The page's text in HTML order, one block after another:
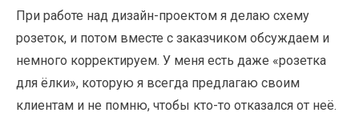
При работе над дизайн-проектом я делаю схему
розеток, и потом вместе с заказчиком обсуждаем и
немного корректируем. У меня есть даже «розетка
для ёлки», которую я всегда предлагаю своим
клиентам и не помню, чтобы кто-то отказался от неё.